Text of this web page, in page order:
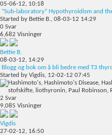
05-06-12, 10:18
“Sub-laboratory” Hypothyroidism and
Started by Bettie B., 08-03-12 14:29
0 Svar
6,682 Visninger
Bettie B.
08-03-12, 14:29
Blogg og bok om å bli bedre med T3
Started by Vigdis, 12-02-12 07:45
2 Svar
9,085 Visninger
Vigdis
27-02-12, 16:50